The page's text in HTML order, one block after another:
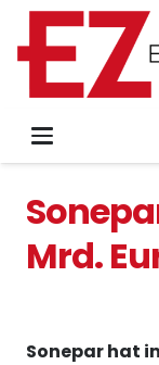
Mrd.
Sonepar hat